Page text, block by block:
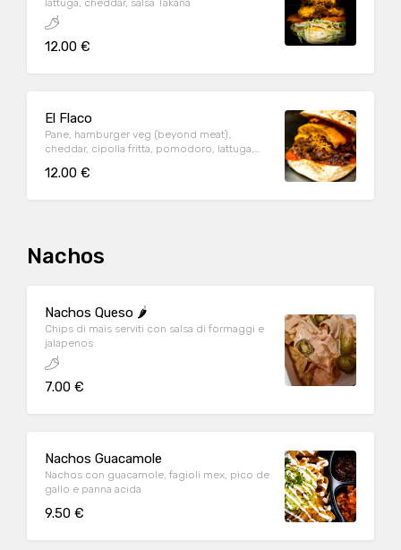
lattuga, cheddar, salsa Takanà
12.00 €
El Flaco
Pane, hamburger veg (beyond meat),
cheddar, cipolla fritta, pomodoro, lattuga,
12.00 €
Nachos
Nachos Queso 🌶️
Chips di mais serviti con salsa di formaggi e
jalapenos
7.00 €
Nachos Guacamole
Nachos con guacamole, fagioli mex, pico de
gallo e panna acida
9.50 €